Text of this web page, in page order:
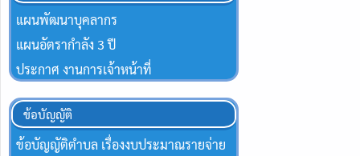
แผนพัฒนาบุคลากร
แผนอัตรากำลัง 3 ปี
ประกาศ งานการเจ้าหน้าที่
ข้อบัญญัติ
ข้อบัญญัติตำบล เรื่องงบประมาณรายจ่าย